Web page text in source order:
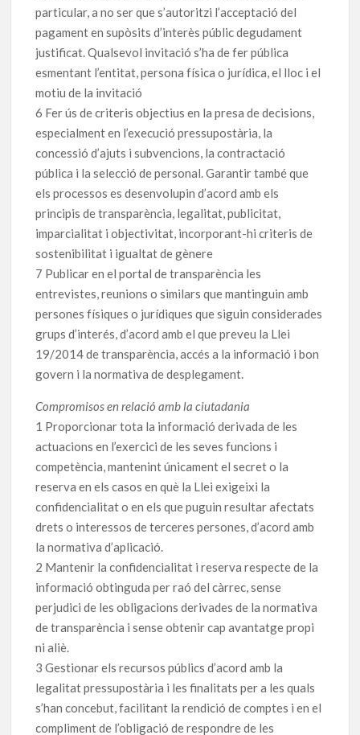
particular, a no ser que s’autoritzi l’acceptació del
pagament en supòsits d’interès públic degudament
justificat. Qualsevol invitació s’ha de fer pública
esmentant l’entitat, persona física o jurídica, el lloc i el
motiu de la invitació
6 Fer ús de criteris objectius en la presa de decisions,
especialment en l’execució pressupostària, la
concessió d’ajuts i subvencions, la contractació
pública i la selecció de personal. Garantir també que
els processos es desenvolupin d’acord amb els
principis de transparència, legalitat, publicitat,
imparcialitat i objectivitat, incorporant-hi criteris de
sostenibilitat i igualtat de gènere
7 Publicar en el portal de transparència les
entrevistes, reunions o similars que mantinguin amb
persones físiques o jurídiques que siguin considerades
grups d’interés, d’acord amb el que preveu la Llei
19/2014 de transparència, accés a la informació i bon
govern i la normativa de desplegament.
Compromisos en relació amb la ciutadania
1 Proporcionar tota la informació derivada de les
actuacions en l’exercici de les seves funcions i
competència, mantenint únicament el secret o la
reserva en els casos en què la Llei exigeixi la
confidencialitat o en els que puguin resultar afectats
drets o interessos de terceres persones, d’acord amb
la normativa d’aplicació.
2 Mantenir la confidencialitat i reserva respecte de la
informació obtinguda per raó del càrrec, sense
perjudici de les obligacions derivades de la normativa
de transparència i sense obtenir cap avantatge propi
ni aliè.
3 Gestionar els recursos públics d’acord amb la
legalitat pressupostària i les finalitats per a les quals
s’han concebut, facilitant la rendició de comptes i en el
compliment de l’obligació de respondre de les